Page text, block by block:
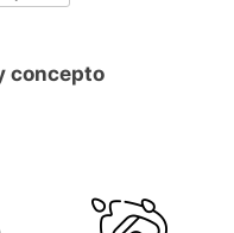
concepto